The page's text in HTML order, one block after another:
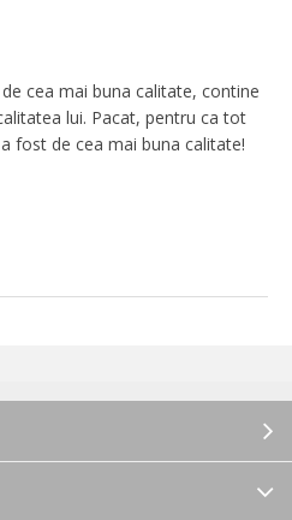
cea mai buna calitate, contine
lui. Pacat, pentru ca tot
fost de cea mai buna calitate!